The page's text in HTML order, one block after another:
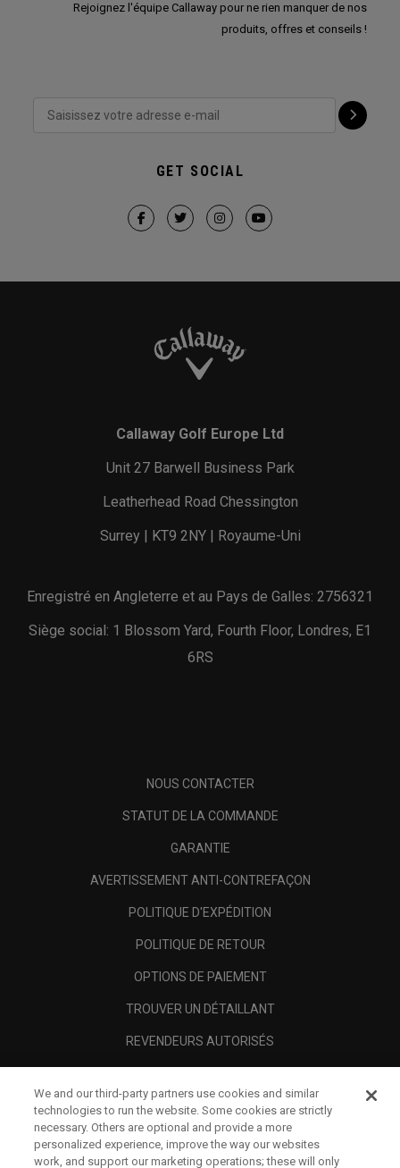
Rejoignez l'équipe Callaway pour ne rien manquer de nos
produits, offres et conseils !
GET SOCIAL
Callaway Golf Europe Ltd
Unit 27 Barwell Business Park
Leatherhead Road Chessington
Surrey | KT9 2NY | Royaume-Uni
Enregistré en Angleterre et au Pays de Galles: 2756321
Siège social: 1 Blossom Yard, Fourth Floor, Londres, E1
6RS
NOUS CONTACTER
STATUT DE LA COMMANDE
GARANTIE
AVERTISSEMENT ANTI-CONTREFAÇON
POLITIQUE D'EXPÉDITION
POLITIQUE DE RETOUR
OPTIONS DE PAIEMENT
TROUVER UN DÉTAILLANT
REVENDEURS AUTORISÉS
A PROPOS
MENTIONS LÉGALES
We and our third-party partners use cookies and similar
technologies to run the website. Some cookies are strictly
necessary. Others are optional and provide a more
personalized experience, improve the way our websites
work, and support our marketing operations; these will only